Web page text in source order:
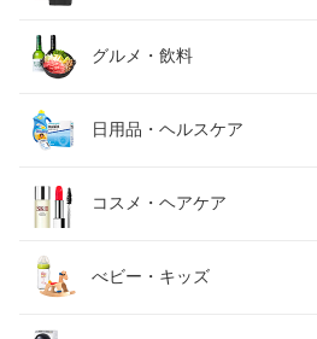
レディースファッション
メンズファッション
キッズファッション
ベビーファッション
グルメ・飲料
食品
スイーツ・お菓子
水・ソフトドリンク
日用品・ヘルスケア
日用品雑貨・文房具・手芸
ダイエット・健康
コスメ・ヘアケア
美容・コスメ・香水
べビー・キッズ